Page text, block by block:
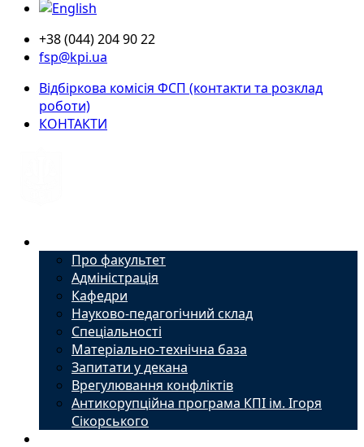
+38 (044) 204 90 22
fsp@kpi.ua
Відбіркова комісія ФСП (контакти та розклад
роботи)
КОНТАКТИ
Про факультет
Адміністрація
Кафедри
Науково-педагогічний склад
Спеціальності
Матеріально-технічна база
Запитати у декана
Врегулювання конфліктів
Антикорупційна програма КПІ ім. Ігоря
Сікорського